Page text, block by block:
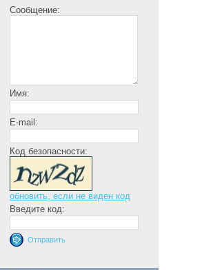
Сообщение:
Имя:
E-mail:
Код безопасности:
обновить, если не виден код
Введите код: